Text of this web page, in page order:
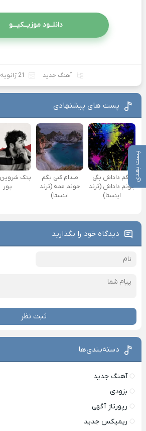
پست بعدی
دانلــود موزیــکیـــو
آهنگ جدید 21 ژانویه 2026
پست های پیشنهادی
بگم داداش بگی
جونم داداش (ترند
اینستا)
صدام کنی بگم
جونم عمه (ترند
اینستا)
پتک
پور
دیدگاه خود را بگذارید
ثبت نظر
دسته‌بندی‌ها
آهنگ جدید
بزودی
رپورتاژ آگهی
ریمیکس جدید